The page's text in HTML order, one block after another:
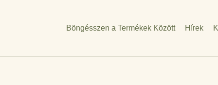
Böngésszen a Termékek Között Hírek